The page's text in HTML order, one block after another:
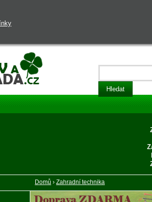
- vybavení do
Domů › Zahradní technika